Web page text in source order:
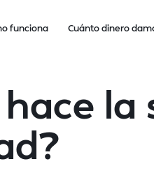
funciona Cuánto dinero
la